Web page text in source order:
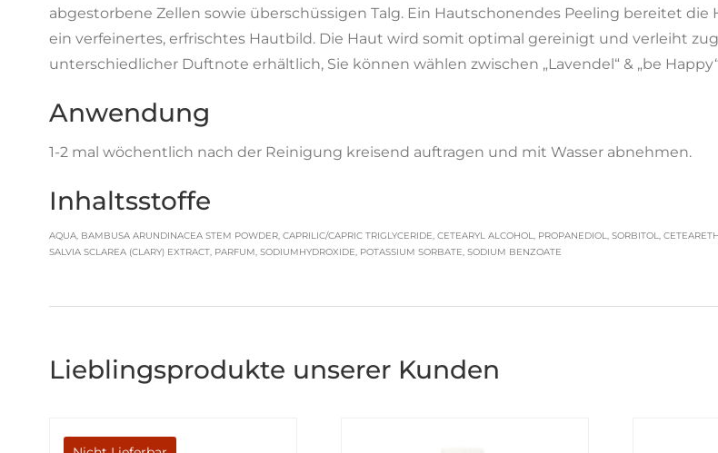
abgestorbene Zellen sowie überschüssigen Talg. Ein Hautschonendes Peeling bereitet
ein verfeinertes, erfrischtes Hautbild. Die Haut wird somit optimal gereinigt und verleiht
unterschiedlicher Duftnote erhältlich, Sie können wählen zwischen „Lavendel“ & „be Happy“
Anwendung
1-2 mal wöchentlich nach der Reinigung kreisend auftragen und mit Wasser abnehmen.
Inhaltsstoffe
AQUA, BAMBUSA ARUNDINACEA STEM POWDER, CAPRILIC/CAPRIC TRIGLYCERIDE, CETEARYL ALCOHOL, PROPANEDIOL, SORBITOL,
SALVIA SCLAREA (CLARY) EXTRACT, PARFUM, SODIUMHYDROXIDE, POTASSIUM SORBATE, SODIUM BENZOATE
Lieblingsprodukte unserer Kunden